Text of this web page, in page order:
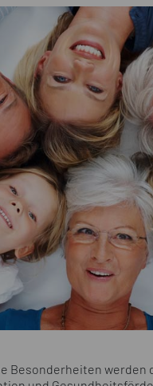
Besonderheiten werden